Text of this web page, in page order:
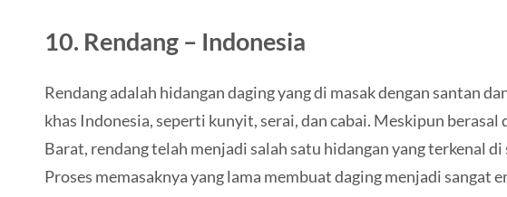
10. Rendang – Indonesia
Rendang adalah hidangan daging yang di masak dengan santan
khas Indonesia, seperti kunyit, serai, dan cabai. Meskipun berasal
Barat, rendang telah menjadi salah satu hidangan yang terkenal
Proses memasaknya yang lama membuat daging menjadi sangat